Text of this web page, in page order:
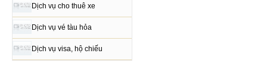
Dịch vụ cho thuê xe
Dịch vụ vé tàu hỏa
Dịch vụ visa, hộ chiếu